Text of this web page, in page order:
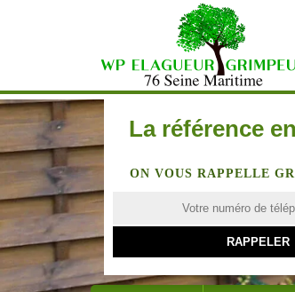
La référence
ON VOUS RAPPELLE